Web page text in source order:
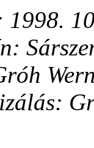
1998.